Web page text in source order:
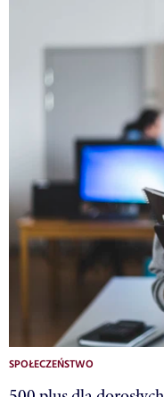
SPOŁECZEŃSTWO